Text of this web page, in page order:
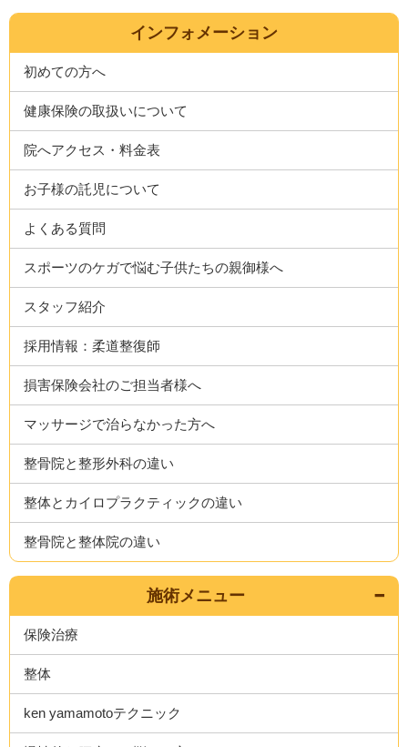
インフォメーション
初めての方へ
健康保険の取扱いについて
院へアクセス・料金表
お子様の託児について
よくある質問
スポーツのケガで悩む子供たちの親御様へ
スタッフ紹介
採用情報：柔道整復師
損害保険会社のご担当者様へ
マッサージで治らなかった方へ
整骨院と整形外科の違い
整体とカイロプラクティックの違い
整骨院と整体院の違い
施術メニュー
保険治療
整体
ken yamamotoテクニック